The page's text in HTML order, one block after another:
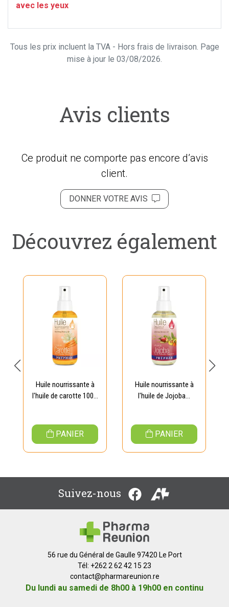
avec les yeux
Tous les prix incluent la TVA - Hors frais de livraison. Page
mise à jour le 03/08/2026.
Avis clients
Ce produit ne comporte pas encore d’avis
client.
DONNER VOTRE AVIS
Découvrez également
Huile nourrissante à
l'huile de carotte 100...
PANIER
Huile nourrissante à
l'huile de Jojoba...
PANIER
Suivez-nous
56 rue du Général de Gaulle 97420 Le Port
Tél: +262 2 62 42 15 23
contact@pharmareunion.re
Du lundi au samedi de 8h00 à 19h00 en continu